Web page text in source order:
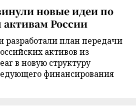
новые идеи по
России
разработали план передачи
активов из
в новую структуру
финансирования